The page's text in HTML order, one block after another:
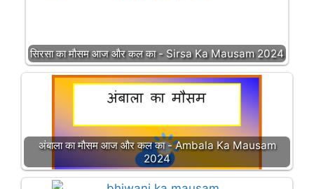
सिरसा का मौसम आज और कल का - Sirsa Ka Mausam 2024
अंबाला का मौसम आज और कल का - Ambala Ka Mausam
2024